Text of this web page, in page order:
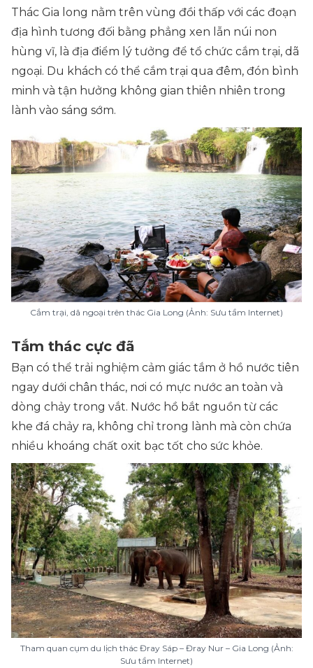
Thác Gia long nằm trên vùng đồi thấp với các đoạn
địa hình tương đối bằng phẳng xen lẫn núi non
hùng vĩ, là địa điểm lý tưởng để tổ chức cắm trại, dã
ngoại. Du khách có thể cắm trại qua đêm, đón bình
minh và tận hưởng không gian thiên nhiên trong
lành vào sáng sớm.
Cắm trại, dã ngoại trên thác Gia Long (Ảnh: Sưu tầm Internet)
Tắm thác cực đã
Bạn có thể trải nghiệm cảm giác tắm ở hồ nước tiên
ngay dưới chân thác, nơi có mực nước an toàn và
dòng chảy trong vắt. Nước hồ bắt nguồn từ các
khe đá chảy ra, không chỉ trong lành mà còn chứa
nhiều khoáng chất oxit bạc tốt cho sức khỏe.
Tham quan cụm du lịch thác Đray Sáp – Đray Nur – Gia Long (Ảnh:
Sưu tầm Internet)